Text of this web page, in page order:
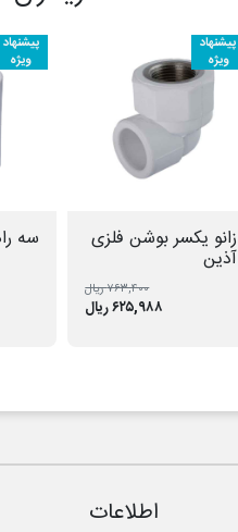
پیشنهاد
ویژه
زانو یکسر بوشن فلزی
آذین
۷۶۳,۴۰۰ ریال
۶۲۵,۹۸۸ ریال
پیشنهاد
ویژه
سه
اطلاعات